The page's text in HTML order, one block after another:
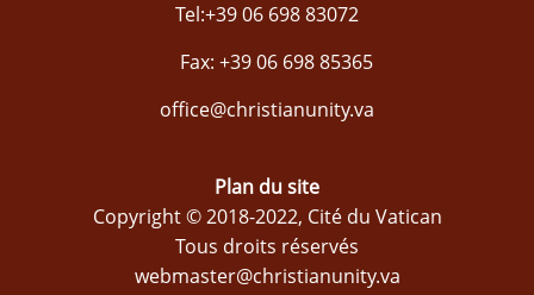
Tel:+39 06 698 83072
Fax: +39 06 698 85365
office@christianunity.va
Plan du site
Copyright © 2018-2022, Cité du Vatican
Tous droits réservés
webmaster@christianunity.va